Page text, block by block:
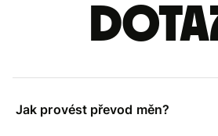
Jak provést převod měn?